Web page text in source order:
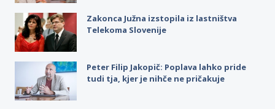
Zakonca Južna izstopila iz lastništva
Telekoma Slovenije
Peter Filip Jakopič: Poplava lahko pride
tudi tja, kjer je nihče ne pričakuje